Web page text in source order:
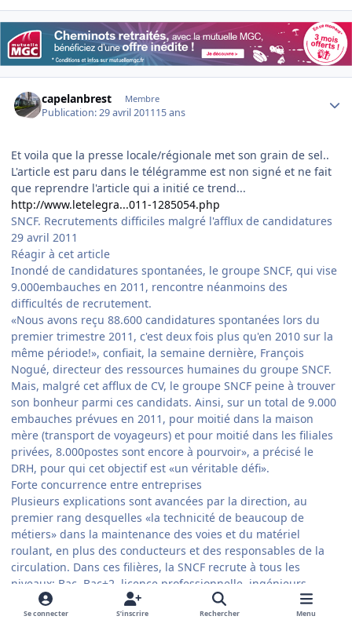
capelanbrest Membre
Publication:29 avril 201115 ans
Et voila que la presse locale/régionale met son grain de sel..
L'article est paru dans le télégramme est non signé et ne fait
que reprendre l'article qui a initié ce trend...
http://www.letelegra...011-1285054.php
SNCF. Recrutements difficiles malgré l'afflux de candidatures
29 avril 2011
Réagir à cet article
Inondé de candidatures spontanées, le groupe SNCF, qui vise
9.000embauches en 2011, rencontre néanmoins des
difficultés de recrutement.
«Nous avons reçu 88.600 candidatures spontanées lors du
premier trimestre 2011, c'est deux fois plus qu'en 2010 sur la
même période!», confiait, la semaine dernière, François
Nogué, directeur des ressources humaines du groupe SNCF.
Mais, malgré cet afflux de CV, le groupe SNCF peine à trouver
son bonheur parmi ces candidats. Ainsi, sur un total de 9.000
embauches prévues en 2011, pour moitié dans la maison
mère (transport de voyageurs) et pour moitié dans les filiales
privées, 8.000postes sont encore à pourvoir», a précisé le
DRH, pour qui cet objectif est «un véritable défi».
Forte concurrence entre entreprises
Plusieurs explications sont avancées par la direction, au
premier rang desquelles «la technicité de beaucoup de
métiers» dans la maintenance des voies et du matériel
roulant, en plus des conducteurs et des responsables de la
circulation. Dans ces filières, la SNCF recrute à tous les
niveaux: Bac, Bac+2, licence professionnelle, ingénieurs.
«Mais il y a une concurrence forte entre entreprises dans ces
métiers techniques», note François Nogué. «Il y a aussi
Se connecter S’inscrire Rechercher Menu